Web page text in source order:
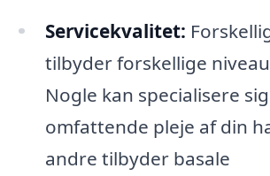
Servicekvalitet:
tilbyder forskellige
Nogle kan specialisere
omfattende pleje af din
andre tilbyder basale